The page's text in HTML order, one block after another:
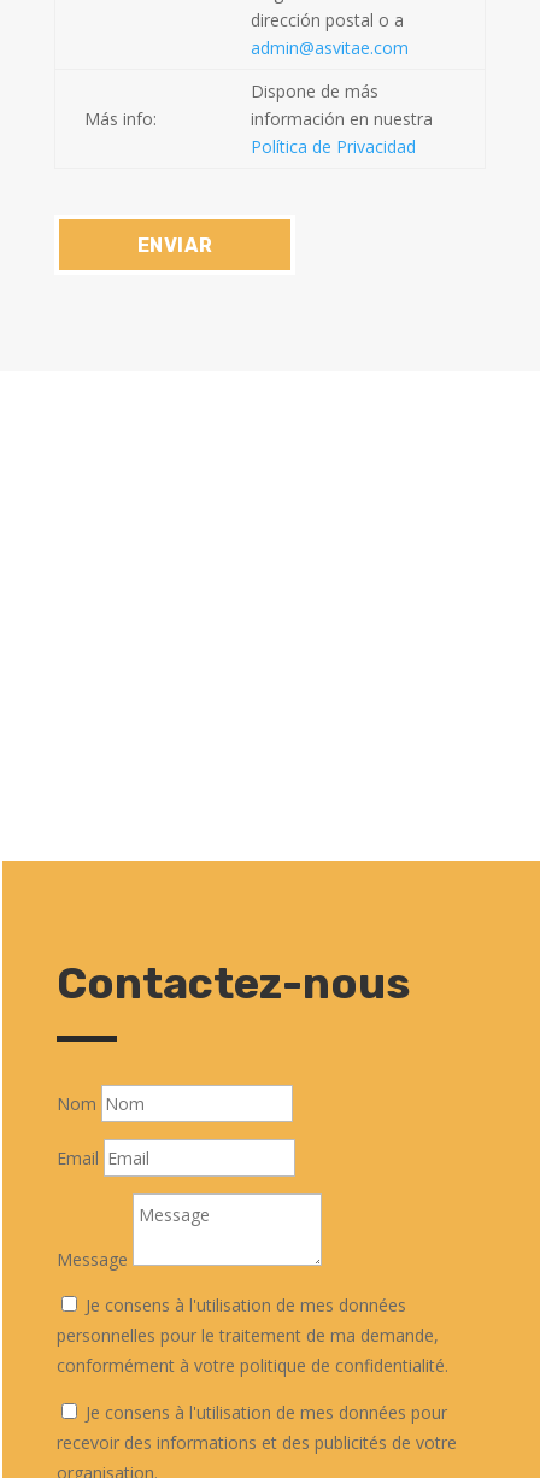
dirección postal o a
admin@asvitae.com
Más info:
Dispone de más
información en nuestra
Política de Privacidad
Contactez-nous
Nom
Email
Message
Je consens à l'utilisation de mes données
personnelles pour le traitement de ma demande,
conformément à votre politique de confidentialité.
Je consens à l'utilisation de mes données pour
recevoir des informations et des publicités de votre
organisation.